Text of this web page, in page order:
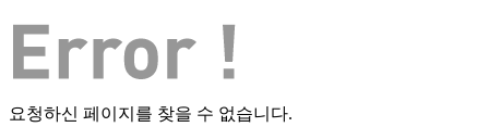
요청하신 페이지를 찾을 수 없습니다.